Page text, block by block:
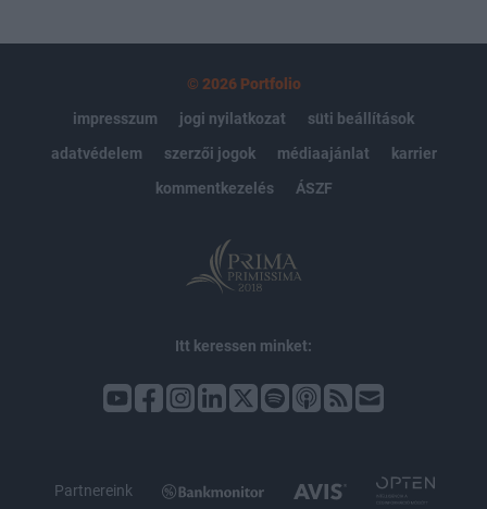
© 2026 Portfolio
impresszum
jogi nyilatkozat
süti beállítások
adatvédelem
szerzői jogok médiaajánlat
karrier
kommentkezelés
ÁSZF
Itt keressen minket:
Partnereink